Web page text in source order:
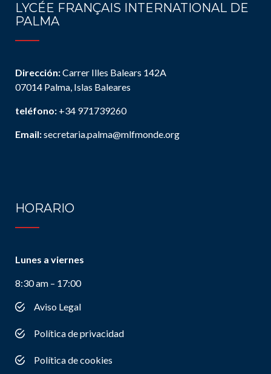
LYCÉE FRANÇAIS INTERNATIONAL DE
PALMA
Dirección:Carrer Illes Balears 142A
07014 Palma, Islas Baleares
teléfono: +34 971739260
Email:secretaria.palma@mlfmonde.org
HORARIO
Lunes a viernes
8:30 am – 17:00
Aviso Legal
Política de privacidad
Política de cookies